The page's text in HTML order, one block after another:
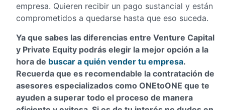
empresa. Quieren recibir un pago sustancial y están
comprometidos a quedarse hasta que eso suceda.
Ya que sabes las diferencias entre Venture Capital
y Private Equity podrás elegir la mejor opción a la
hora de buscar a quién vender tu empresa.
Recuerda que es recomendable la contratación de
asesores especializados como ONEtoONE que te
ayuden a superar todo el proceso de manera